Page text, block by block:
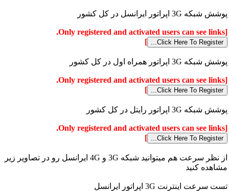
پوشش شبکه 3G اپراتور ایرانسل در کل کشور
[Only registered and activated users can see links.
]
پوشش شبکه 3G اپراتور همراه اول در کل کشور
[Only registered and activated users can see links.
]
پوشش شبکه 3G اپراتور رایتل در کل کشور
[Only registered and activated users can see links.
]
از نظر سرعت هم میتوانید شبکه 3G و 4G ایرانسل رو در تصاویر زیر
مشاهده کنید
تست سرعت اینترنت 3G اپراتور ایرانسل